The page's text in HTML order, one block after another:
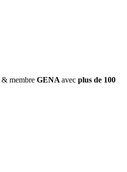
& membre GENA avec plus de 100